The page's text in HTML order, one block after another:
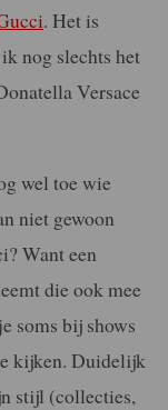
. Het is
nog slechts het
Versace
wel toe wie
niet gewoon
Want een
die ook mee
soms bij shows
kijken. Duidelijk
stijl (collecties,